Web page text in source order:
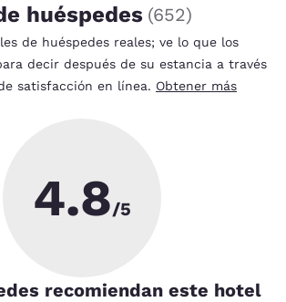
huéspedes (652)
de huéspedes reales; ve lo que los
decir después de su estancia a través
satisfacción en línea. Obtener más
4.8/5
recomiendan este hotel